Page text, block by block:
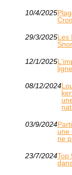
10/4/2025
29/3/2025Les
12/1/2025
08/12/2024
03/9/2024
une
ne
23/7/2024Top